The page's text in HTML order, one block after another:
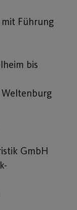
Führung
bis
GmbH